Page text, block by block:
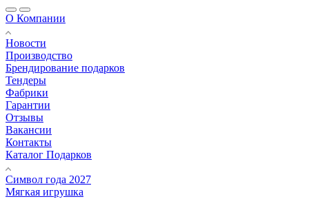
О Компании
Новости
Производство
Брендирование подарков
Тендеры
Фабрики
Гарантии
Отзывы
Вакансии
Контакты
Каталог Подарков
Символ года 2027
Мягкая игрушка